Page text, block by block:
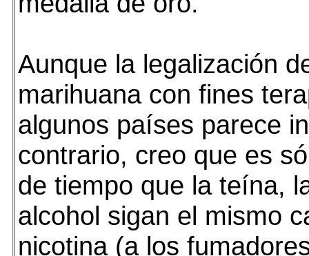
Aunque la legalización
marihuana con fines
algunos países parece
contrario, creo que es
de tiempo que la teína,
alcohol sigan el mismo
nicotina (a los